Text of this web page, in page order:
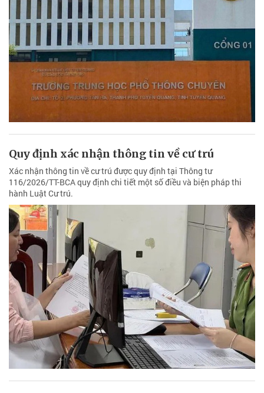
Quy định xác nhận thông tin về cư trú
Xác nhận thông tin về cư trú được quy định tại Thông tư
116/2026/TT-BCA quy định chi tiết một số điều và biện pháp thi
hành Luật Cư trú.